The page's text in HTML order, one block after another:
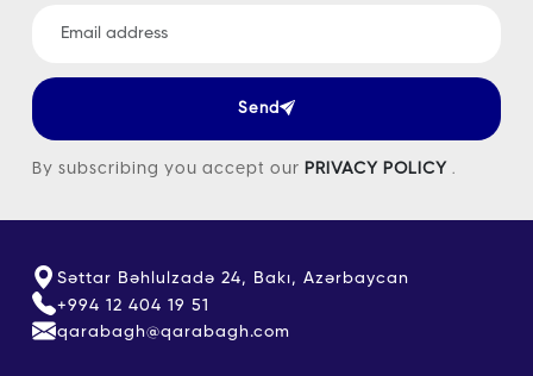
Send
By subscribing you accept ourPRIVACY POLICY .
Səttar Bəhlulzadə 24, Bakı, Azərbaycan
+994 12 404 19 51
qarabagh@qarabagh.com